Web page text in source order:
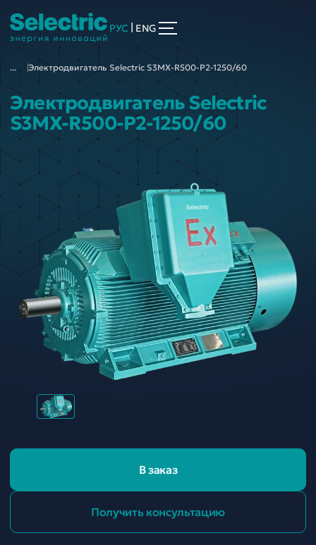
РУС ENG
... Электродвигатель Selectric S3MX-R500-P2-1250/60
Электродвигатель Selectric
S3MX-R500-P2-1250/60
В заказ
Получить консультацию